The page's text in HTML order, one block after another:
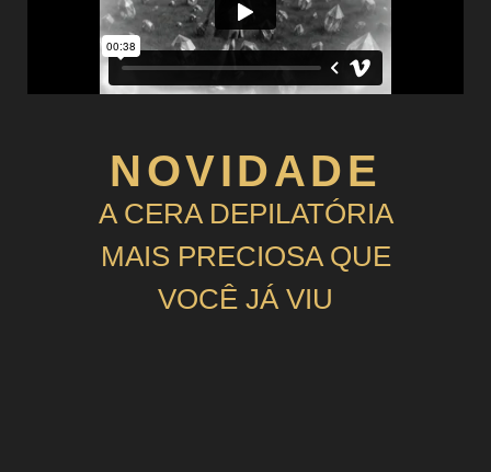
NOVIDADE
A CERA DEPILATÓRIA
MAIS PRECIOSA QUE
VOCÊ JÁ VIU